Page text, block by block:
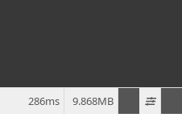
9.868MB
286ms